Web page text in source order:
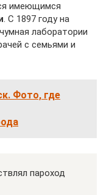
имеющимся
. С 1897 году на
лаборатории
с семьями и
Фото, где
пароход